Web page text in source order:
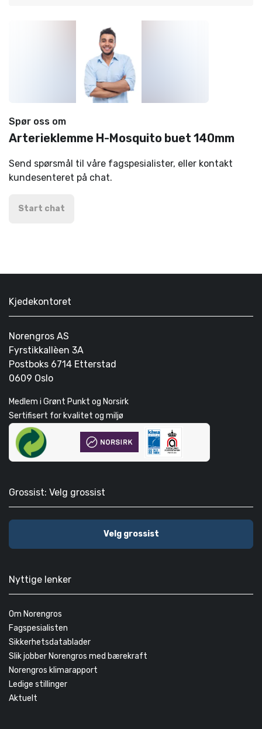
Spør oss om
Arterieklemme H-Mosquito buet 140mm
Send spørsmål til våre fagspesialister, eller kontakt
kundesenteret på chat.
Start chat
Kjedekontoret
Norengros AS
Fyrstikkallèen 3A
Postboks 6714 Etterstad
0609 Oslo
Medlem i Grønt Punkt og Norsirk
Sertifisert for kvalitet og miljø
Grossist: Velg grossist
Velg grossist
Nyttige lenker
Om Norengros
Fagspesialisten
Sikkerhetsdatablader
Slik jobber Norengros med bærekraft
Norengros klimarapport
Ledige stillinger
Aktuelt